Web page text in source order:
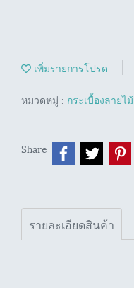
เพิ่มรายการโปรด
หมวดหมู่ : กระเบื้องลายไม้
Share
รายละเอียดสินค้า